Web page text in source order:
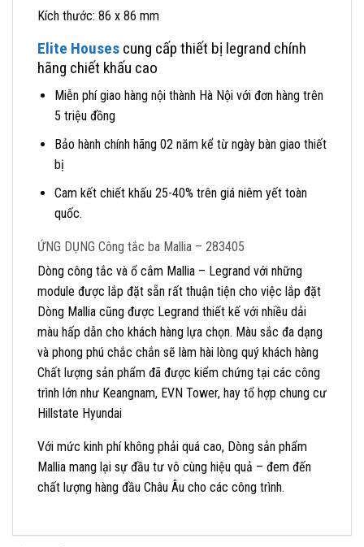
Kích thước: 86 x 86 mm
Elite Houses cung cấp thiết bị legrand chính
hãng chiết khấu cao
Miễn phí giao hàng nội thành Hà Nội với đơn hàng trên
5 triệu đồng
Bảo hành chính hãng 02 năm kể từ ngày bàn giao thiết
bị
Cam kết chiết khấu 25-40% trên giá niêm yết toàn
quốc.
ỨNG DỤNG Công tắc ba Mallia – 283405
Dòng công tắc và ổ cắm Mallia – Legrand với những
module được lắp đặt sẵn rất thuận tiện cho việc lắp đặt
Dòng Mallia cũng được Legrand thiết kế với nhiều dải
màu hấp dẫn cho khách hàng lựa chọn. Màu sắc đa dạng
và phong phú chắc chắn sẽ làm hài lòng quý khách hàng
Chất lượng sản phẩm đã được kiểm chứng tại các công
trình lớn như Keangnam, EVN Tower, hay tổ hợp chung cư
Hillstate Hyundai
Với mức kinh phí không phải quá cao, Dòng sản phẩm
Mallia mang lại sự đầu tư vô cùng hiệu quả – đem đến
chất lượng hàng đầu Châu Âu cho các công trình.